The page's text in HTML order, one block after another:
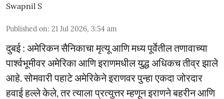
Swapnil S
Published on: 21 Jul 2026, 3:54 am
दुबई : अमेरिकन सैनिकाचा मृत्यू आणि मध्य पूर्वेतील तणावाच्या
पार्श्वभूमीवर अमेरिका आणि इराणमधील युद्ध अधिकच तीव्र झाले
आहे. सोमवारी पहाटे अमेरिकेने इराणवर पुन्हा एकदा जोरदार
हवाई हल्ले केले, तर त्याला प्रत्युत्तर म्हणून इराणने बहरीन आणि